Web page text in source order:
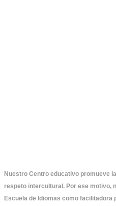
Nuestro Centro educativo promueve
respeto intercultural. Por ese motivo,
Escuela de Idiomas como facilitadora